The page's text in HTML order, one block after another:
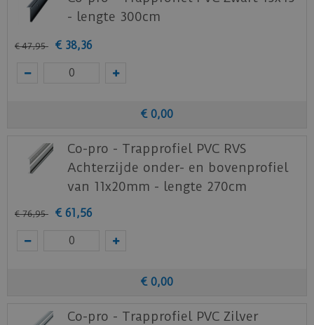
- lengte 300cm
€ 47,95 € 38,36
€ 0,00
Co-pro - Trapprofiel PVC RVS
Achterzijde onder- en bovenprofiel
van 11x20mm - lengte 270cm
€ 76,95 € 61,56
€ 0,00
Co-pro - Trapprofiel PVC Zilver